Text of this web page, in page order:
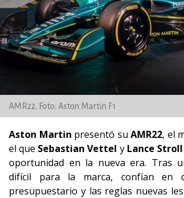
AMR22. Foto: Aston Martin F1
Aston Martin presentó suAMR22, el
el que Sebastian Vettel y Lance Stroll
oportunidad en la nueva era. Tras
difícil para la marca, confían en
presupuestario y las reglas nuevas